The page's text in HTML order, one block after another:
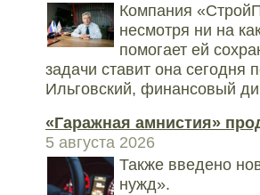
Компания
несмотря ни на
помогает ей
задачи ставит она сегодня
Ильговский, финансовый
«Гаражная амнистия»
5 августа 2026
Также введено
нужд».